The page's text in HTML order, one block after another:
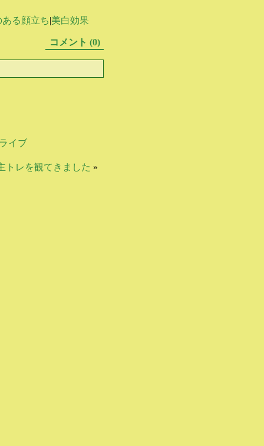
ある顔立ち|美白効果
コメント (0)
イブ
トレを観てきました »